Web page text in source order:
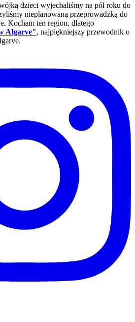
dzieci wyjechaliśmy na pół roku do
nieplanowaną przeprowadzką do
Kocham ten region, dlatego
Algarve", najpiękniejszy przewodnik o